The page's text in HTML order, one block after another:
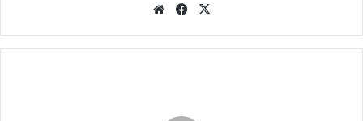
WebsiteFacebook